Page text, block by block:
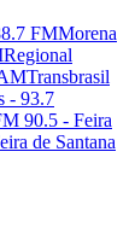
FMMorena
Regional
Transbrasil
- 93.7
90.5 - Feira
de Santana